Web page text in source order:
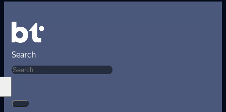
Search